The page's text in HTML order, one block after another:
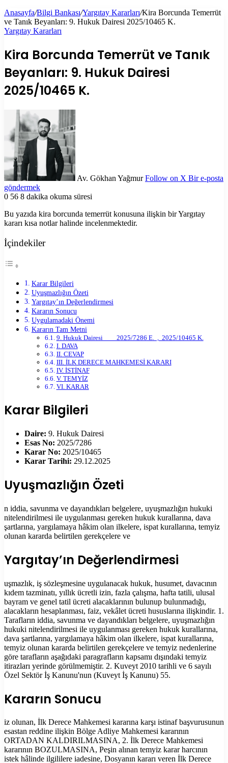
Anasayfa/Bilgi Bankası/Yargıtay Kararları/Kira Borcunda Temerrüt
ve Tanık Beyanları: 9. Hukuk Dairesi 2025/10465 K.
Yargıtay Kararları
Kira Borcunda Temerrüt ve Tanık
Beyanları: 9. Hukuk Dairesi
2025/10465 K.
Av. Gökhan Yağmur Follow on X Bir e-posta
göndermek
0 56 8 dakika okuma süresi
Bu yazıda kira borcunda temerrüt konusuna ilişkin bir Yargıtay
kararı kısa notlar halinde incelenmektedir.
İçindekiler
Karar Bilgileri
Uyuşmazlığın Özeti
Yargıtay’ın Değerlendirmesi
Kararın Sonucu
Uygulamadaki Önemi
Kararın Tam Metni
9. Hukuk Dairesi 2025/7286 E. , 2025/10465 K.
I. DAVA
II. CEVAP
III. İLK DERECE MAHKEMESİ KARARI
IV. İSTİNAF
V. TEMYİZ
VI. KARAR
Karar Bilgileri
Daire: 9. Hukuk Dairesi
Esas No: 2025/7286
Karar No: 2025/10465
Karar Tarihi: 29.12.2025
Uyuşmazlığın Özeti
n iddia, savunma ve dayandıkları belgelere, uyuşmazlığın hukuki
nitelendirilmesi ile uygulanması gereken hukuk kurallarına, dava
şartlarına, yargılamaya hâkim olan ilkelere, ispat kurallarına, temyiz
olunan kararda belirtilen gerekçelere ve
Yargıtay’ın Değerlendirmesi
uşmazlık, iş sözleşmesine uygulanacak hukuk, husumet, davacının
kıdem tazminatı, yıllık ücretli izin, fazla çalışma, hafta tatili, ulusal
bayram ve genel tatil ücreti alacaklarının bulunup bulunmadığı,
alacakların hesaplanması, faiz, vekâlet ücreti hususlarına ilişkindir. 1.
Tarafların iddia, savunma ve dayandıkları belgelere, uyuşmazlığın
hukuki nitelendirilmesi ile uygulanması gereken hukuk kurallarına,
dava şartlarına, yargılamaya hâkim olan ilkelere, ispat kurallarına,
temyiz olunan kararda belirtilen gerekçelere ve temyiz nedenlerine
göre tarafların aşağıdaki paragrafların kapsamı dışındaki temyiz
itirazları yerinde görülmemiştir. 2. Kuveyt 2010 tarihli ve 6 sayılı
Özel Sektör İş Kanunu'nun (Kuveyt İş Kanunu) 55.
Kararın Sonucu
iz olunan, İlk Derece Mahkemesi kararına karşı istinaf başvurusunun
esastan reddine ilişkin Bölge Adliye Mahkemesi kararının
ORTADAN KALDIRILMASINA, 2. İlk Derece Mahkemesi
kararının BOZULMASINA, Peşin alınan temyiz karar harcının
istek hâlinde ilgililere iadesine, Dosyanın kararı veren İlk Derece